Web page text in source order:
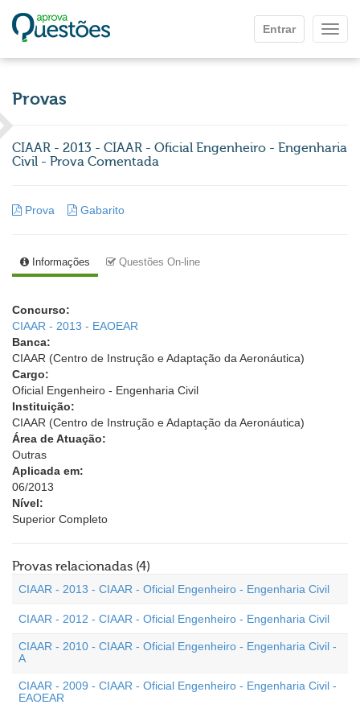
Entrar
Provas
CIAAR - 2013 - CIAAR - Oficial Engenheiro - Engenharia
Civil - Prova Comentada
Prova Gabarito
Informações Questões On-line
Concurso:
CIAAR - 2013 - EAOEAR
Banca:
CIAAR (Centro de Instrução e Adaptação da Aeronáutica)
Cargo:
Oficial Engenheiro - Engenharia Civil
Instituição:
CIAAR (Centro de Instrução e Adaptação da Aeronáutica)
Área de Atuação:
Outras
Aplicada em:
06/2013
Nível:
Superior Completo
Provas relacionadas (4)
CIAAR - 2013 - CIAAR - Oficial Engenheiro - Engenharia Civil
CIAAR - 2012 - CIAAR - Oficial Engenheiro - Engenharia Civil
CIAAR - 2010 - CIAAR - Oficial Engenheiro - Engenharia Civil -
A
CIAAR - 2009 - CIAAR - Oficial Engenheiro - Engenharia Civil -
EAOEAR